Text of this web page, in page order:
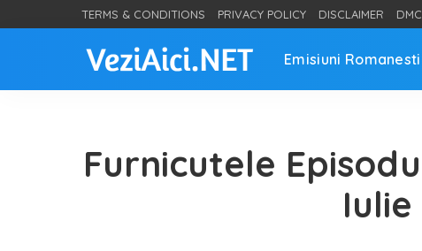
TERMS & CONDITIONS PRIVACY POLICY DISCLAIMER
Emisiuni Romanesti
Furnicutele
Iulie